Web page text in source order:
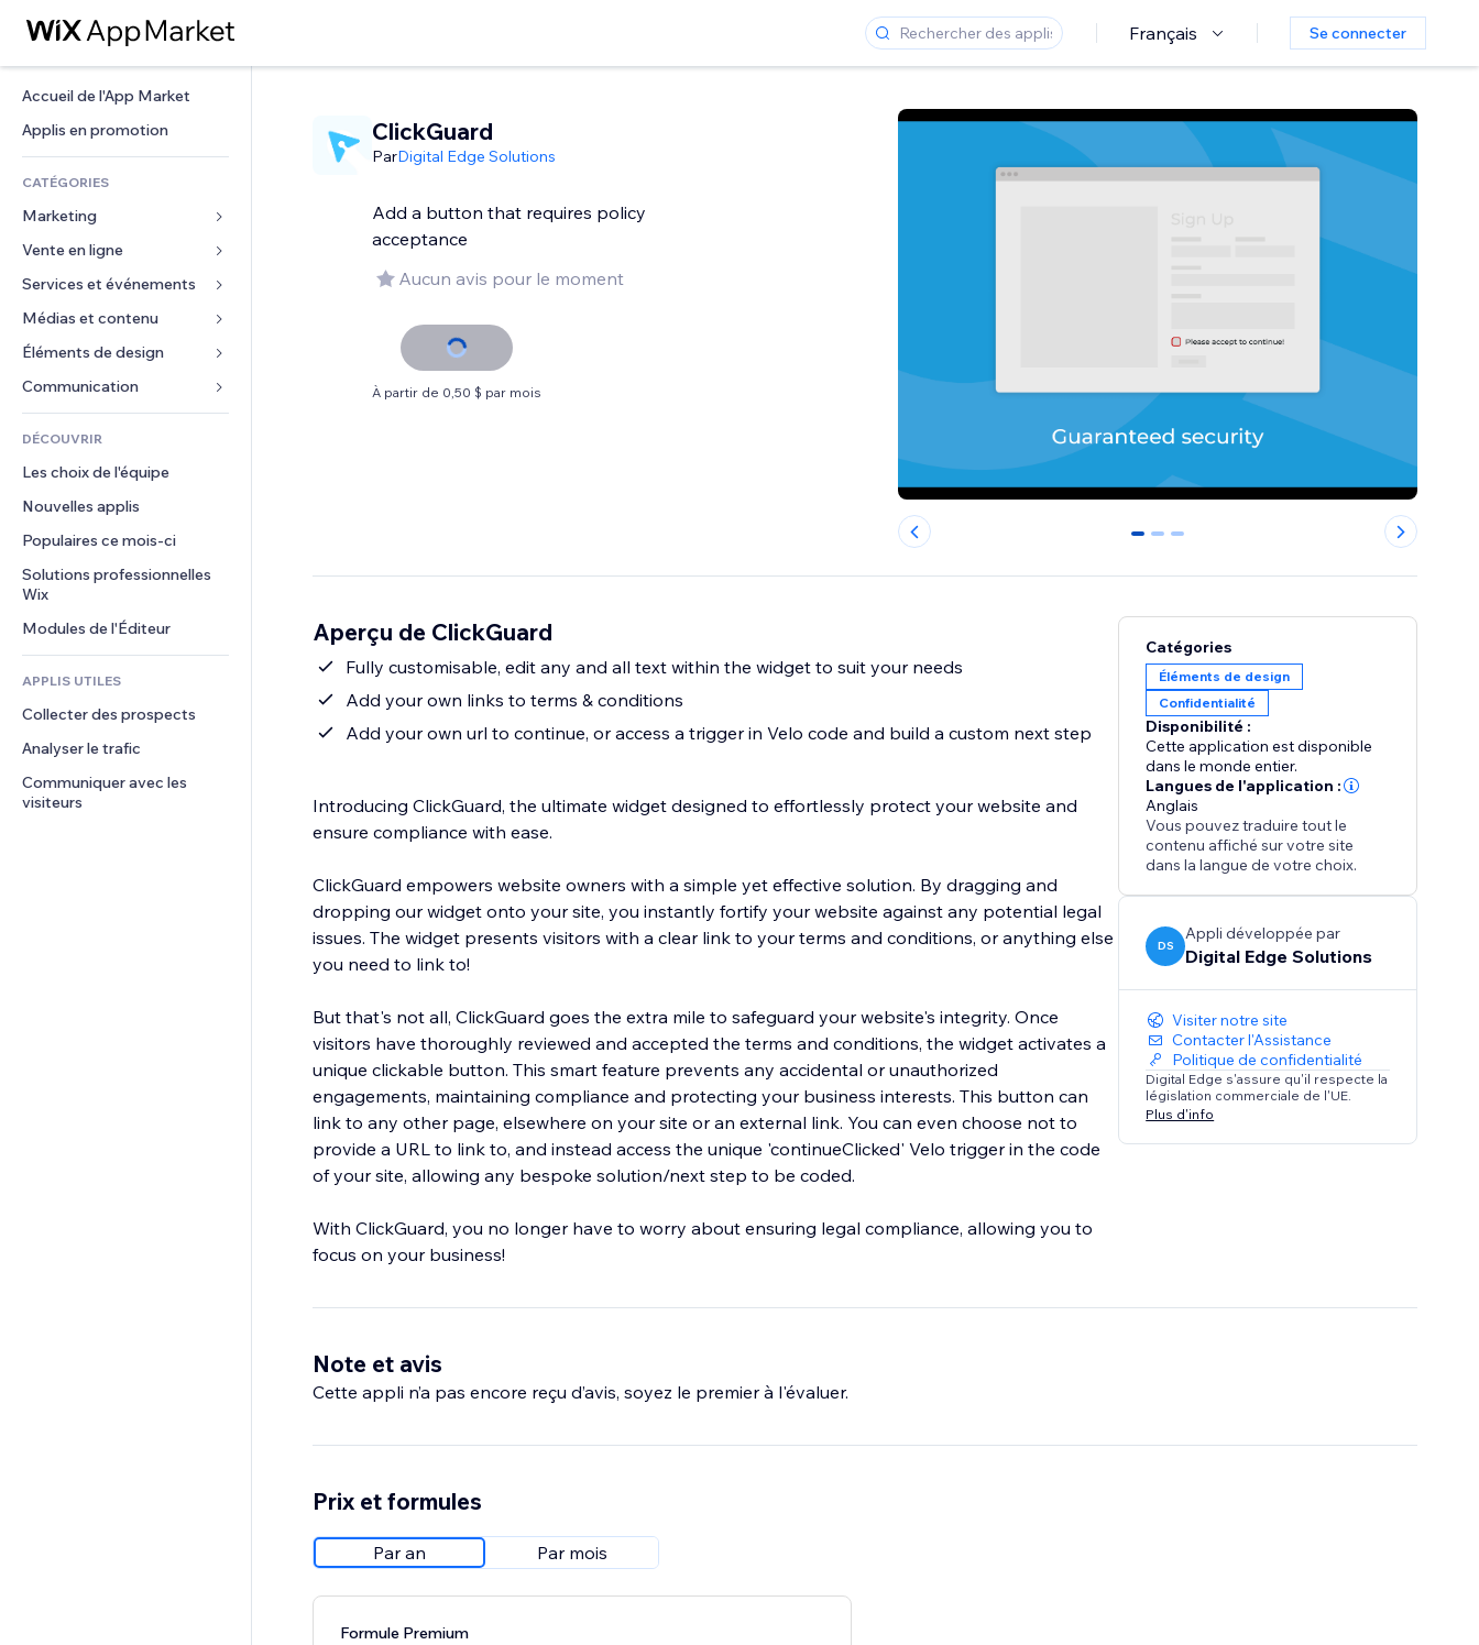
Français Se connecter
Accueil de l'App Market
Applis en promotion
CATÉGORIES
Marketing
Publicités
Mobile
Données analytiques
Réseaux sociaux
Classement de sites
E-mail
Vente en ligne
Applis pour les boutiques
Expédition et livraison
Boutons Vente
Comptabilité
Coupons et fidélisation
Solutions d'entreposage
Financement participatif
Alimentation et boissons
Services et événements
Hôtels
Événements
Restaurants
Immobilier
Réservations
Médias et contenu
Galerie
Musique
Podcasts
Photographie
Vidéo
PDF
Partage de fichiers
Actualités
Services de contenu
Effets de texte
Éléments de design
Cartes et navigation
Confidentialité
Horloge
Modèles de pages
Effets sur images
Boutons et menus
Bannières et badges
Calculateurs
Rechercher
Formulaires
Sondages
Chat
Commentaires
Téléphone
Communauté
Avis et commentaires
DÉCOUVRIR
Les choix de l'équipe
Nouvelles applis
Populaires ce mois‑ci
Solutions professionnelles
Wix
Modules de l'Éditeur
APPLIS UTILES
Collecter des prospects
Analyser le trafic
Communiquer avec les
visiteurs
ClickGuard
ParDigital Edge Solutions
Add a button that requires policy
acceptance
Aucun avis pour le moment
À partir de 0,50 $ par mois
0 1 2
Aperçu de ClickGuard
Fully customisable, edit any and all text within the widget to suit your needs
Add your own links to terms & conditions
Add your own url to continue, or access a trigger in Velo code and build a custom next step
Introducing ClickGuard, the ultimate widget designed to effortlessly protect your website and
ensure compliance with ease.
ClickGuard empowers website owners with a simple yet effective solution. By dragging and
dropping our widget onto your site, you instantly fortify your website against any potential legal
issues. The widget presents visitors with a clear link to your terms and conditions, or anything else
you need to link to!
But that's not all, ClickGuard goes the extra mile to safeguard your website's integrity. Once
visitors have thoroughly reviewed and accepted the terms and conditions, the widget activates a
unique clickable button. This smart feature prevents any accidental or unauthorized
engagements, maintaining compliance and protecting your business interests. This button can
link to any other page, elsewhere on your site or an external link. You can even choose not to
provide a URL to link to, and instead access the unique 'continueClicked' Velo trigger in the code
of your site, allowing any bespoke solution/next step to be coded.
With ClickGuard, you no longer have to worry about ensuring legal compliance, allowing you to
focus on your business!
Catégories
Éléments de design
Confidentialité
Disponibilité :
Cette application est disponible
dans le monde entier.
Langues de l'application :
Anglais
Vous pouvez traduire tout le
contenu affiché sur votre site
dans la langue de votre choix.
DS
Appli développée par
Digital Edge Solutions
Visiter notre site
Contacter l'Assistance
Politique de confidentialité
Digital Edge s'assure qu'il respecte la
législation commerciale de l'UE.
Plus d'info
Note et avis
Cette appli n’a pas encore reçu d’avis, soyez le premier à l'évaluer.
Prix et formules
Par an Par mois
Formule Premium